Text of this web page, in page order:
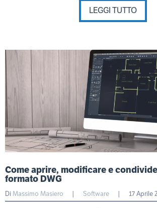
LEGGI TUTTO
Come aprire, modificare e
formato DWG
DiMassimo Masiero | Software | 17 Aprile